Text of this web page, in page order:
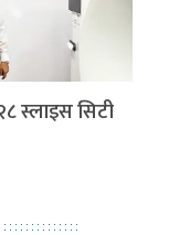
स्लाइस सिटी